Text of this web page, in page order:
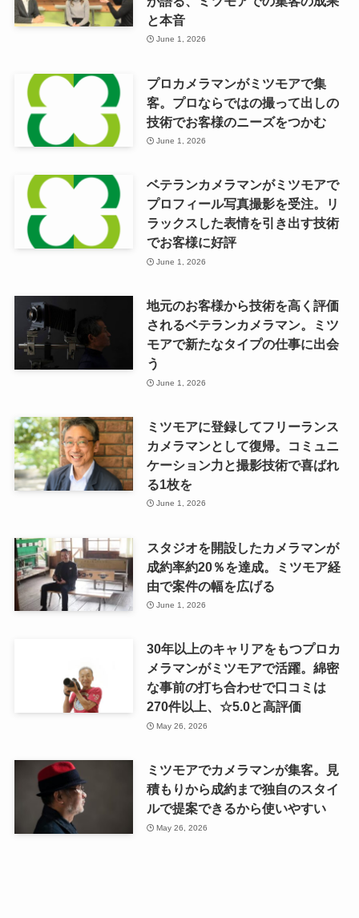
と本音
June 1, 2026
プロカメラマンがミツモアで集
客。プロならではの撮って出しの
技術でお客様のニーズをつかむ
June 1, 2026
ベテランカメラマンがミツモアで
プロフィール写真撮影を受注。リ
ラックスした表情を引き出す技術
でお客様に好評
June 1, 2026
地元のお客様から技術を高く評価
されるベテランカメラマン。ミツ
モアで新たなタイプの仕事に出会
う
June 1, 2026
ミツモアに登録してフリーランス
カメラマンとして復帰。コミュニ
ケーション力と撮影技術で喜ばれ
る1枚を
June 1, 2026
スタジオを開設したカメラマンが
成約率約20％を達成。ミツモア経
由で案件の幅を広げる
June 1, 2026
30年以上のキャリアをもつプロカ
メラマンがミツモアで活躍。綿密
な事前の打ち合わせで口コミは
270件以上、☆5.0と高評価
May 26, 2026
ミツモアでカメラマンが集客。見
積もりから成約まで独自のスタイ
ルで提案できるから使いやすい
May 26, 2026